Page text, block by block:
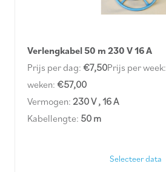
Verlengkabel 50 m 230 V 16 A
Prijs per dag: €7,50Prijs per week:
weken: €57,00
Vermogen: 230 V , 16 A
Kabellengte: 50 m
Selecteer data